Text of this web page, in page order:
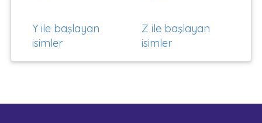
Y ile başlayan
isimler
Z ile başlayan
isimler